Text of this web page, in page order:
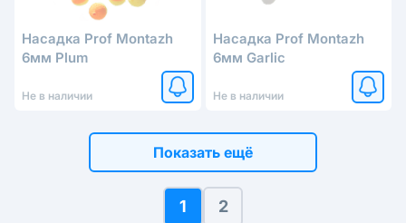
Насадка Prof Montazh
6мм Plum
Не в наличии
Насадка Prof Montazh
6мм Garlic
Не в наличии
1 2
Показать ещё